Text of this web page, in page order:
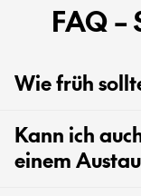
FAQ –
Wie früh
Kann ich
einem